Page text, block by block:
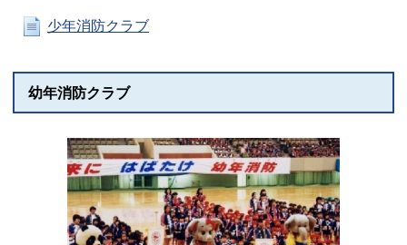
少年消防クラブ
幼年消防クラブ